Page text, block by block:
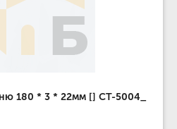
180 * 3 * 22мм [] CT-5004_